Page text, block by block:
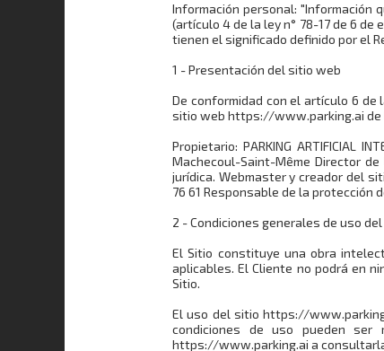
Información personal: "Información
(artículo 4 de la ley n° 78-17 de 6
tienen el significado definido por el
1 - Presentación del sitio web
De conformidad con el artículo 6 de
sitio web https://www.parking.ai de
Propietario: PARKING ARTIFICIAL
Machecoul-Saint-Même Director
jurídica. Webmaster y creador del
76 61 Responsable de la protección
2 - Condiciones generales de uso
El Sitio constituye una obra
aplicables. El Cliente no podrá en
Sitio.
El uso del sitio https://
condiciones de uso pueden
https://www.parking.ai a